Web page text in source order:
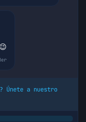
Únete a nuestro